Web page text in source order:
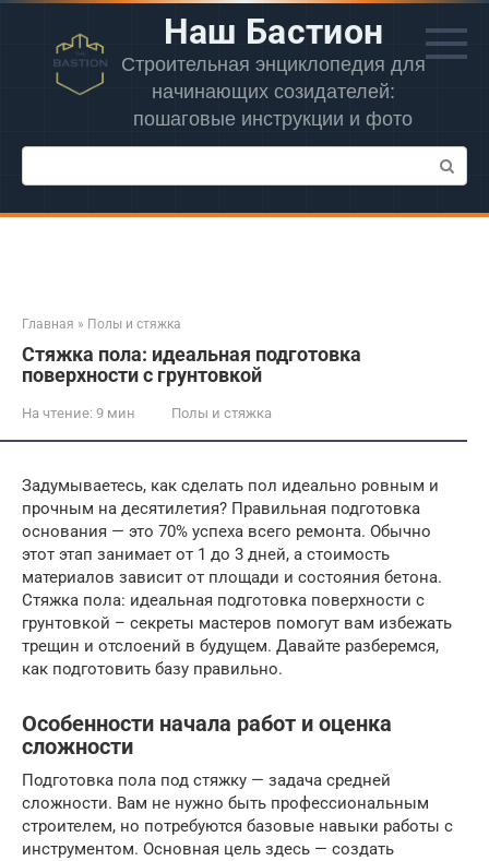
Перейти
контенту
Наш Бастион
Строительная энциклопедия для
начинающих созидателей:
пошаговые инструкции и фото
Поиск:
Главная » Полы и стяжка
Стяжка пола: идеальная подготовка
поверхности с грунтовкой
На чтение: 9 мин Полы и стяжка
Задумываетесь, как сделать пол идеально ровным и
прочным на десятилетия? Правильная подготовка
основания — это 70% успеха всего ремонта. Обычно
этот этап занимает от 1 до 3 дней, а стоимость
материалов зависит от площади и состояния бетона.
Стяжка пола: идеальная подготовка поверхности с
грунтовкой – секреты мастеров помогут вам избежать
трещин и отслоений в будущем. Давайте разберемся,
как подготовить базу правильно.
Особенности начала работ и оценка
сложности
Подготовка пола под стяжку — задача средней
сложности. Вам не нужно быть профессиональным
строителем, но потребуются базовые навыки работы с
инструментом. Основная цель здесь — создать